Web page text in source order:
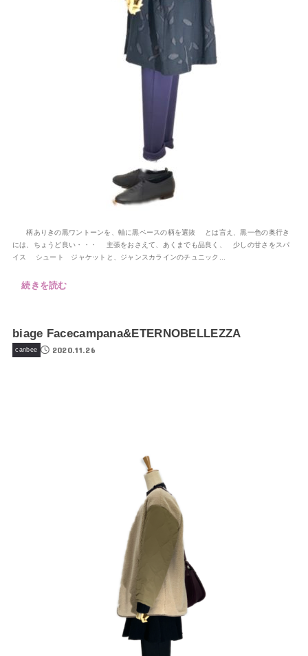
柄ありきの黒ワントーンを、軸に黒ベースの柄を選抜 とは言え、黒一色の奥行き
には、ちょうど良い・・・ 主張をおさえて、あくまでも品良く、 少しの甘さをスパ
イス シュート ジャケットと、ジャンスカラインのチュニック...
続きを読む
biage Facecampana&ETERNOBELLEZZA
canbee 2020.11.26